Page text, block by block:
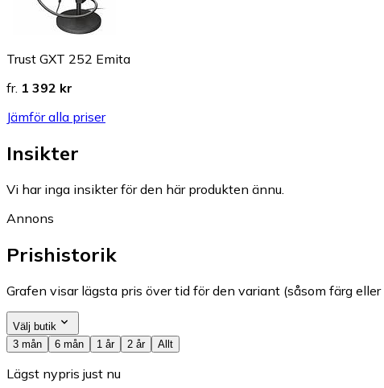
Trust GXT 252 Emita
fr. 1 392 kr
Jämför alla priser
Insikter
Vi har inga insikter för den här produkten ännu.
Annons
Prishistorik
Grafen visar lägsta pris över tid för den variant (såsom färg
Välj butik
3 mån
6 mån 1 år 2 år Allt
Lägst nypris just nu